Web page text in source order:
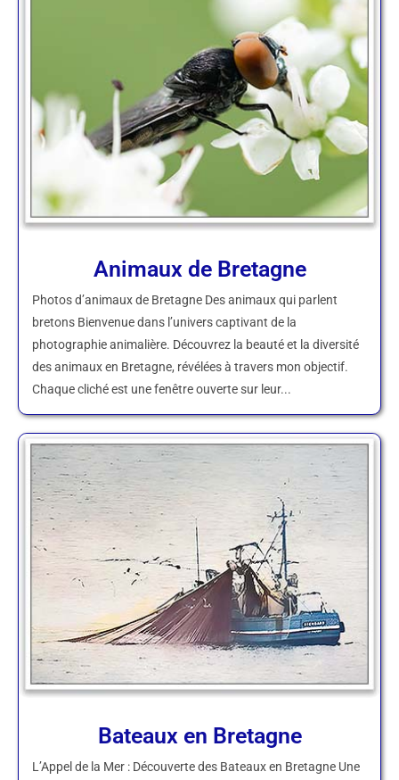
Animaux de Bretagne
Photos d’animaux de Bretagne Des animaux qui parlent
bretons Bienvenue dans l’univers captivant de la
photographie animalière. Découvrez la beauté et la diversité
des animaux en Bretagne, révélées à travers mon objectif.
Chaque cliché est une fenêtre ouverte sur leur...
Bateaux en Bretagne
L’Appel de la Mer : Découverte des Bateaux en Bretagne Une